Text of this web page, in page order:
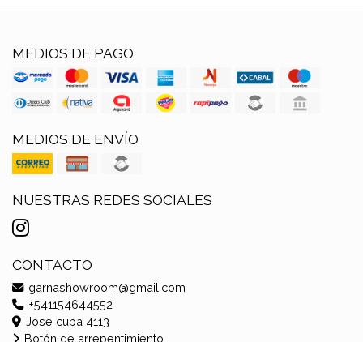
MEDIOS DE PAGO
MEDIOS DE ENVÍO
NUESTRAS REDES SOCIALES
CONTACTO
garnashowroom@gmail.com
+541154644552
Jose cuba 4113
Botón de arrepentimiento